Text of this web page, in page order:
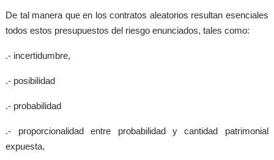
De tal manera que en los contratos aleatorios resultan esenciales
todos estos presupuestos del riesgo enunciados, tales como:
.- incertidumbre,
.- posibilidad
.- probabilidad
.- proporcionalidad entre probabilidad y cantidad patrimonial
expuesta,